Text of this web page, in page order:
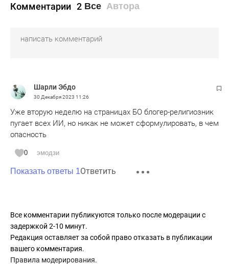
Комментарии 2 Все Автора
Шарли Эбдо
30 Декабря 2023 11:26
Уже вторую неделю на страницах БО блогер-религиозник
пугает всех ИИ, но никак не может сформулировать, в чем
опасность
0 эмодзи
Показать ответы 1Ответить
Все комментарии публикуются только после модерации с
задержкой 2-10 минут.
Редакция оставляет за собой право отказать в публикации
вашего комментария.
Правила модерирования.